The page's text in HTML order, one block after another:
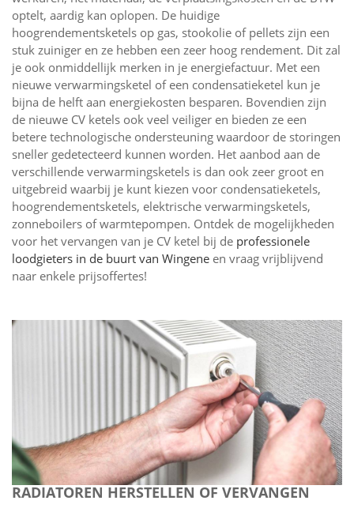
optelt, aardig kan oplopen. De huidige
hoogrendementsketels op gas, stookolie of pellets zijn een
stuk zuiniger en ze hebben een zeer hoog rendement. Dit zal
je ook onmiddellijk merken in je energiefactuur. Met een
nieuwe verwarmingsketel of een condensatieketel kun je
bijna de helft aan energiekosten besparen. Bovendien zijn
de nieuwe CV ketels ook veel veiliger en bieden ze een
betere technologische ondersteuning waardoor de storingen
sneller gedetecteerd kunnen worden. Het aanbod aan de
verschillende verwarmingsketels is dan ook zeer groot en
uitgebreid waarbij je kunt kiezen voor condensatieketels,
hoogrendementsketels, elektrische verwarmingsketels,
zonneboilers of warmtepompen. Ontdek de mogelijkheden
voor het vervangen van je CV ketel bij de professionele
loodgieters in de buurt van Wingene en vraag vrijblijvend
naar enkele prijsoffertes!
RADIATOREN HERSTELLEN OF VERVANGEN